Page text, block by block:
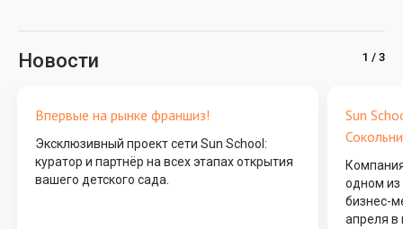
Новости
Впервые на рынке франшиз!
Эксклюзивный проект сети Sun School:
куратор и партнёр на всех этапах открытия
вашего детского сада.
Sun
одном из
бизнес-
апреля в